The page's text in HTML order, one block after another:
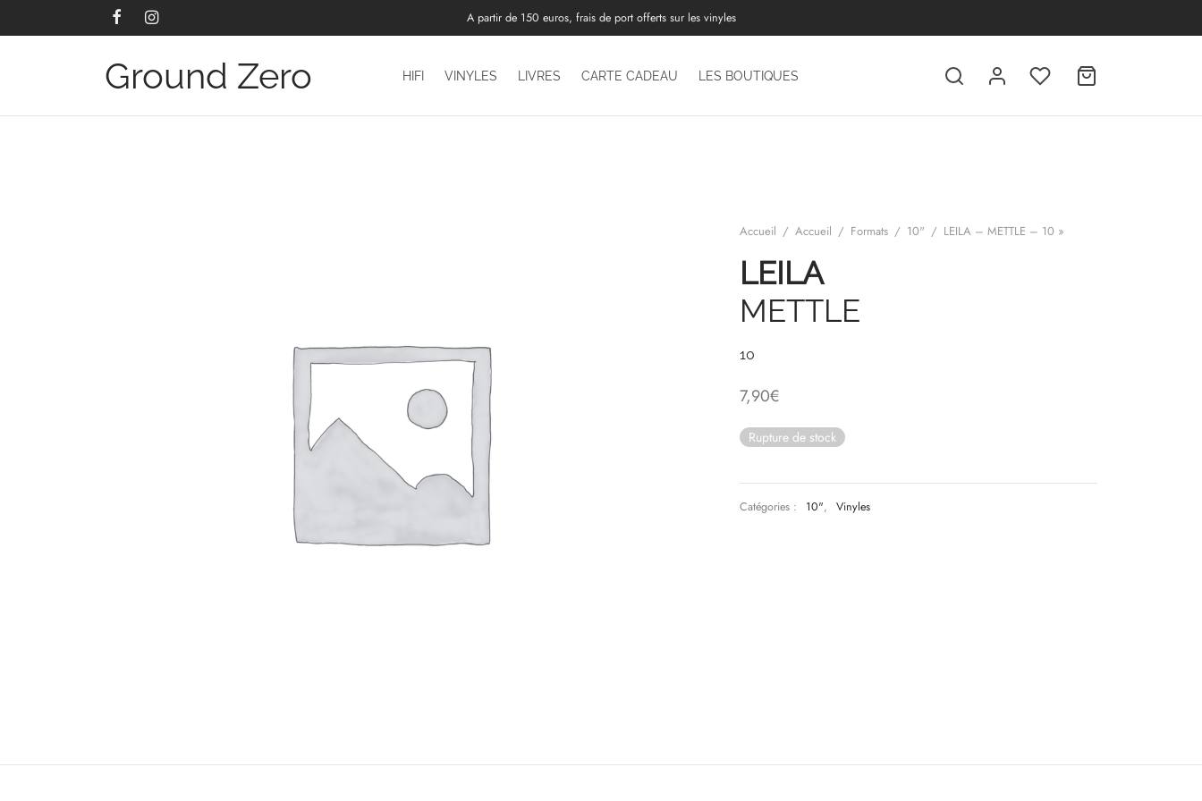
A partir de 150 euros, frais de port offerts sur les vinyles
Ground Zero HIFI VINYLES LIVRES CARTE CADEAU LES BOUTIQUES
Accueil / Accueil / Formats / 10" / LEILA – METTLE – 10 »
LEILA
METTLE
10
7,90€
Rupture de stock
Catégories : 10", Vinyles